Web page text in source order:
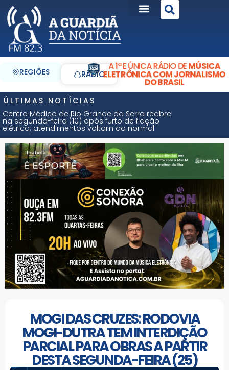
REGIÕES RÁDIO
A 1ª E ÚNICA RÁDIO DEMÚSICA
ELETRÔNICA COM JORNALISMO
DO BRASIL
ÚLTIMAS NOTÍCIAS
Centro Médico de Rio Grande da Serra reabre
na segunda-feira (10) após furto de fiação
elétrica; atendimentos voltam ao normal
MOGI DAS CRUZES: RODOVIA
MOGI-DUTRA TEM INTERDIÇÃO
PARCIAL PARA OBRAS A PARTIR
DESTA SEGUNDA-FEIRA (25)